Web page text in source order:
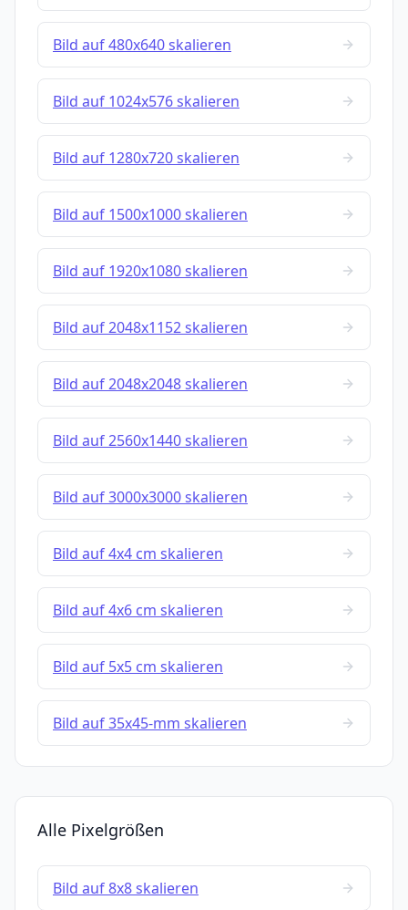
Bild auf 480x640 skalieren
Bild auf 1024x576 skalieren
Bild auf 1280x720 skalieren
Bild auf 1500x1000 skalieren
Bild auf 1920x1080 skalieren
Bild auf 2048x1152 skalieren
Bild auf 2048x2048 skalieren
Bild auf 2560x1440 skalieren
Bild auf 3000x3000 skalieren
Bild auf 4x4 cm skalieren
Bild auf 4x6 cm skalieren
Bild auf 5x5 cm skalieren
Bild auf 35x45-mm skalieren
Alle Pixelgrößen
Bild auf 8x8 skalieren